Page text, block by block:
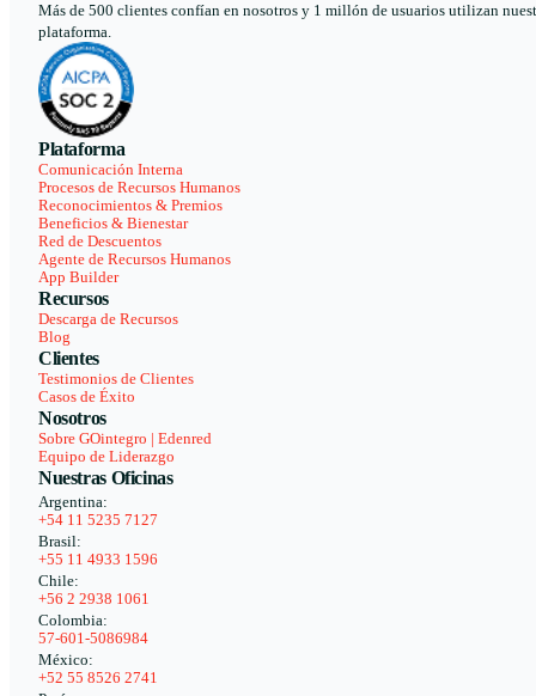
Más de 500 clientes confían en nosotros y 1 millón de usuarios utilizan
plataforma.
Plataforma
Comunicación Interna
Procesos de Recursos Humanos
Reconocimientos & Premios
Beneficios & Bienestar
Red de Descuentos
Agente de Recursos Humanos
App Builder
Recursos
Descarga de Recursos
Blog
Clientes
Testimonios de Clientes
Casos de Éxito
Nosotros
Sobre GOintegro | Edenred
Equipo de Liderazgo
Nuestras Oficinas
Argentina:
+54 11 5235 7127
Brasil:
+55 11 4933 1596
Chile:
+56 2 2938 1061
Colombia:
57-601-5086984
México:
+52 55 8526 2741